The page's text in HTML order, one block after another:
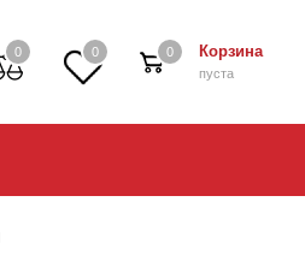
0 0 Корзина
пуста
0